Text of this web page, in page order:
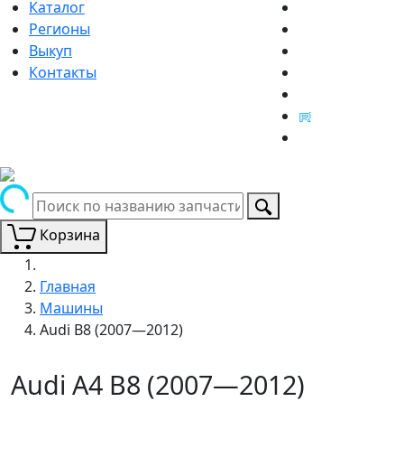
Каталог
Регионы
Выкуп
Контакты
Корзина
Главная
Машины
Audi B8 (2007—2012)
Audi A4 B8 (2007—2012)